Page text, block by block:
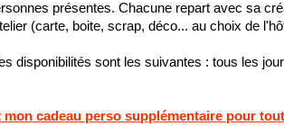
présentes. Chacune repart avec sa
(carte, boite, scrap, déco... au choix de
disponibilités sont les suivantes : tous les
mon cadeau perso supplémentaire pour